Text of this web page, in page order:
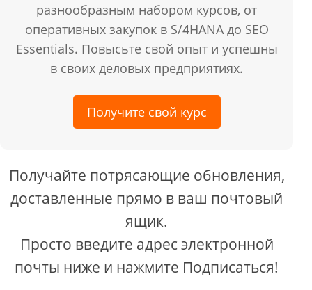
разнообразным набором курсов, от
оперативных закупок в S/4HANA до SEO
Essentials. Повысьте свой опыт и успешны
в своих деловых предприятиях.
Получите свой курс
Получайте потрясающие обновления,
доставленные прямо в ваш почтовый
ящик.
Просто введите адрес электронной
почты ниже и нажмите Подписаться!